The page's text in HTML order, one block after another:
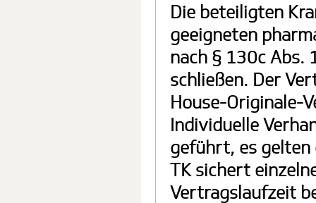
Die beteiligten
geeigneten
nach § 130c Abs. 1 SGB V zum Wirkstoff
schließen. Der
House-Originale-
Individuelle
geführt, es gelten
TK sichert
Vertragslaufzeit